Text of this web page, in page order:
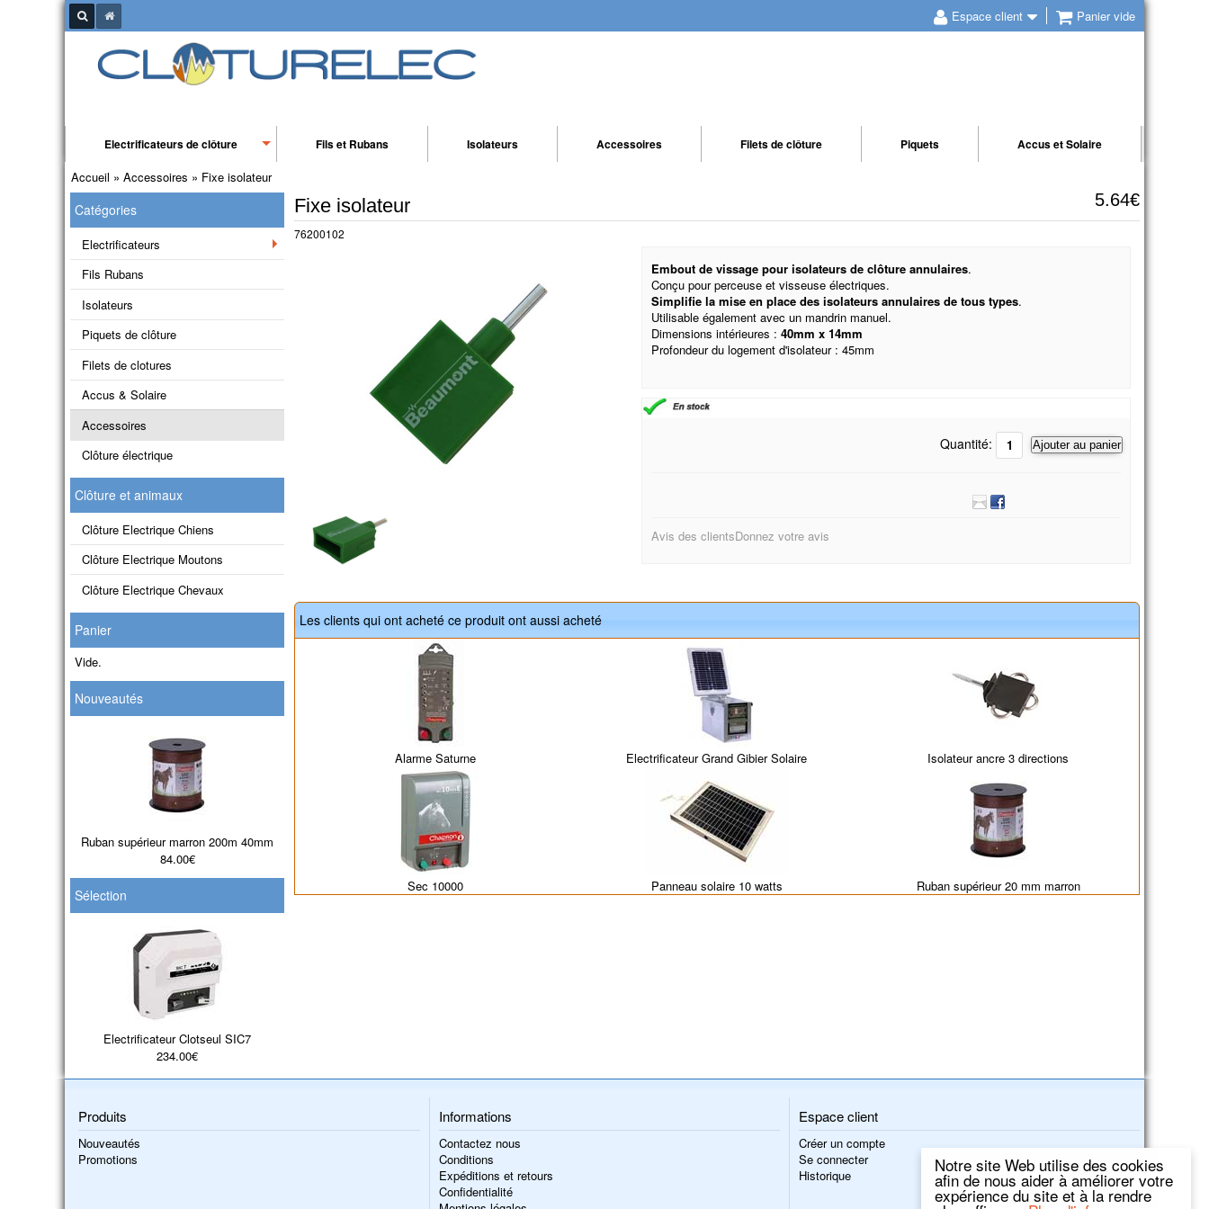
Notre site Web utilise des cookies
afin de nous aider à améliorer votre
expérience du site et à la rendre
Espace client Panier vide
Electrificateurs de clôture Fils et Rubans Isolateurs Accessoires Filets de clôture Piquets Accus et Solaire
Accueil » Accessoires » Fixe isolateur
5.64€
Fixe isolateur
76200102
Embout de vissage pour isolateurs de clôture annulaires.
Conçu pour perceuse et visseuse électriques.
Simplifie la mise en place des isolateurs annulaires de tous types.
Utilisable également avec un mandrin manuel.
Dimensions intérieures : 40mm x 14mm
Profondeur du logement d'isolateur : 45mm
Quantité: Ajouter au panier
Avis des clientsDonnez votre avis
Les clients qui ont acheté ce produit ont aussi acheté
Alarme Saturne Electrificateur Grand Gibier Solaire Isolateur ancre 3 directions
Sec 10000 Panneau solaire 10 watts Ruban supérieur 20 mm marron
Catégories
Electrificateurs
Fils Rubans
Isolateurs
Piquets de clôture
Filets de clotures
Accus & Solaire
Accessoires
Clôture électrique
Clôture et animaux
Clôture Electrique Chiens
Clôture Electrique Moutons
Clôture Electrique Chevaux
Panier
Vide.
Nouveautés
Ruban supérieur marron 200m 40mm
84.00€
Sélection
Electrificateur Clotseul SIC7
234.00€
Produits
Nouveautés
Promotions
Informations
Contactez nous
Conditions
Expéditions et retours
Confidentialité
Espace client
Créer un compte
Se connecter
Historique